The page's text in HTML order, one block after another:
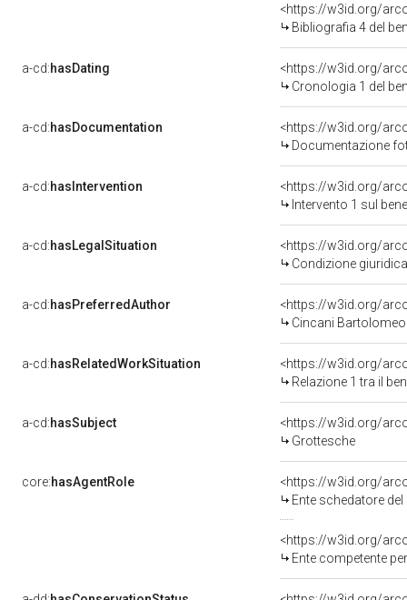
<https://w3id.org/
Bibliografia 4 del
a-cd:hasDating
<https://w3id.org/
Cronologia 1 del
a-cd:hasDocumentation
Documentazione
a-cd:hasIntervention
<https://w3id.org/
Intervento 1 sul
a-cd:hasLegalSituation
Condizione
a-cd:hasPreferredAuthor
<https://w3id.org/
Cincani
a-cd:hasRelatedWorkSituation
<https://w3id.org/
Relazione 1 tra il
a-cd:hasSubject
<https://w3id.org/
Grottesche
core:hasAgentRole
<https://w3id.org/
Ente schedatore
<https://w3id.org/
Ente competente per tutela